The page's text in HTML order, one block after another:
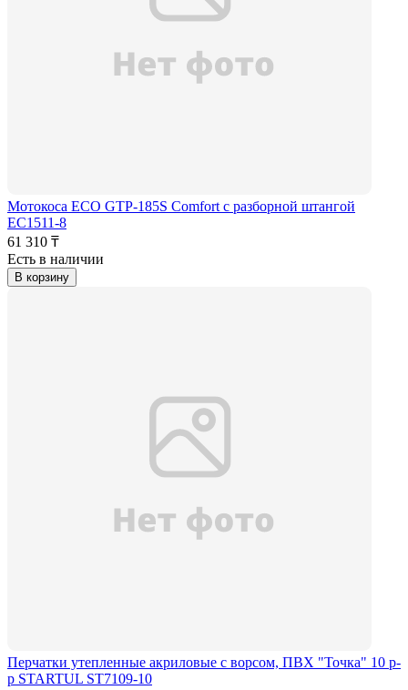
Мотокоса ECO GTP-185S Comfort с разборной штангой
EC1511-8
61 310 ₸
Есть в наличии
В корзину
Перчатки утепленные акриловые с ворсом, ПВХ "Точка" 10 р-
р STARTUL ST7109-10